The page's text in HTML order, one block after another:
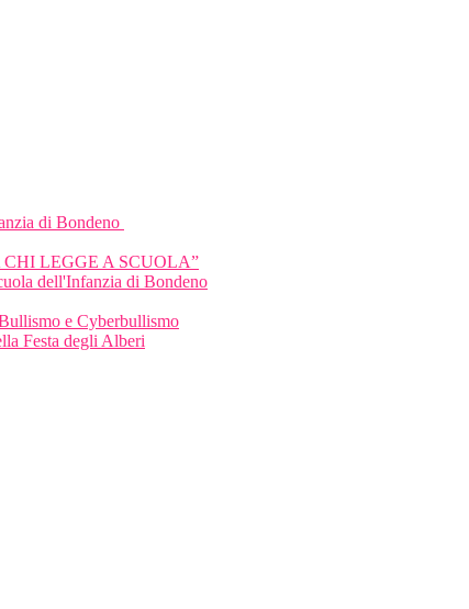
di Bondeno
LEGGE A SCUOLA”
dell'Infanzia di Bondeno
e Cyberbullismo
Festa degli Alberi